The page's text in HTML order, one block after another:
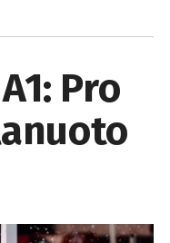
Pro